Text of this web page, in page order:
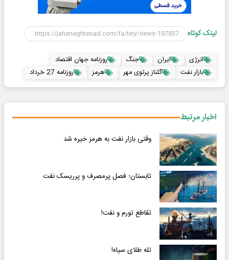
لینک کوتاه
انرژی ایران جنگ
روزنامه جهان اقتصاد
بازار نفت
گلناز پرتوی مهر هرمز روزنامه 27 خرداد
اخبار مرتبط
وقتی بازار نفت به هرمز خیره شد
تابستان؛ فصل پرمصرف و پرریسک نفت
تقاطع تورم و نفت!
تله‌ طلای سیاه!